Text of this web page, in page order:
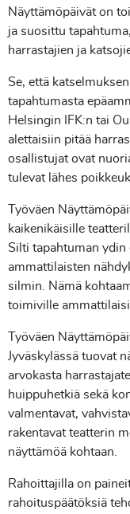
Näyttämöpäivät on
ja suosittu
harrastajien ja
Se, että
tapahtumasta
Helsingin IFK:n tai
alettaisiin pitää
osallistujat ovat
tulevat lähes
Työväen
kaikenikäisille
Silti tapahtuman ydin
ammattilaisten
silmin. Nämä
toimiville
Työväen
Jyväskylässä tuovat
arvokasta
huippuhetkiä sekä
valmentavat,
rakentavat teatterin
näyttämöä kohtaan.
Rahoittajilla on
rahoituspäätöksiä